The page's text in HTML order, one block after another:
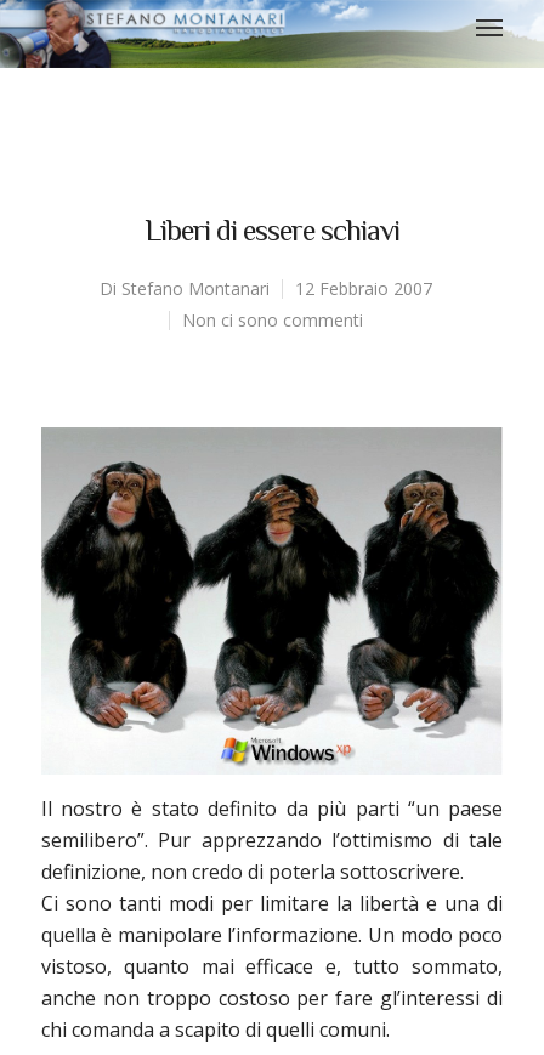
Liberi di essere schiavi
Di Stefano Montanari
12 Febbraio 2007
Non ci sono commenti
Il nostro è stato definito da più parti “un paese
semilibero”. Pur apprezzando l’ottimismo di tale
definizione, non credo di poterla sottoscrivere.
Ci sono tanti modi per limitare la libertà e una di
quella è manipolare l’informazione. Un modo poco
vistoso, quanto mai efficace e, tutto sommato,
anche non troppo costoso per fare gl’interessi di
chi comanda a scapito di quelli comuni.